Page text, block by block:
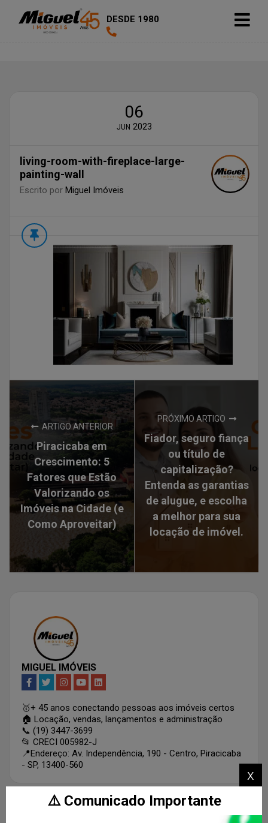
DESDE 1980
06
JUN 2023
living-room-with-fireplace-large-
painting-wall
Escrito por Miguel Imóveis
ARTIGO ANTERIOR
Piracicaba em
Crescimento: 5
Fatores que Estão
Valorizando os
Imóveis na Cidade (e
Como Aproveitar)
PRÓXIMO ARTIGO
Fiador, seguro fiança
ou título de
capitalização?
Entenda as garantias
de alugue, e escolha
a melhor para sua
locação de imóvel.
MIGUEL IMÓVEIS
🥇+ 45 anos conectando pessoas aos imóveis certos
🏠 Locação, vendas, lançamentos e administração
📞 (19) 3447-3699
📂 CRECI 005982-J
📍Endereço: Av. Independência, 190 - Centro, Piracicaba
- SP, 13400-560
x
⚠️ Comunicado Importante